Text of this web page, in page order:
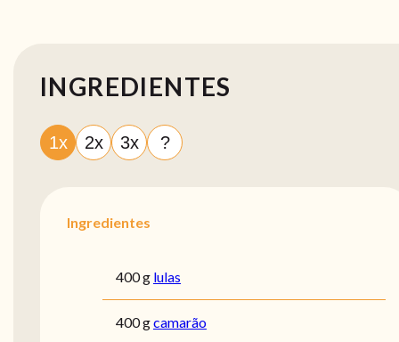
INGREDIENTES
1x 2x 3x ?
Ingredientes
400 g lulas
400 gcamarão